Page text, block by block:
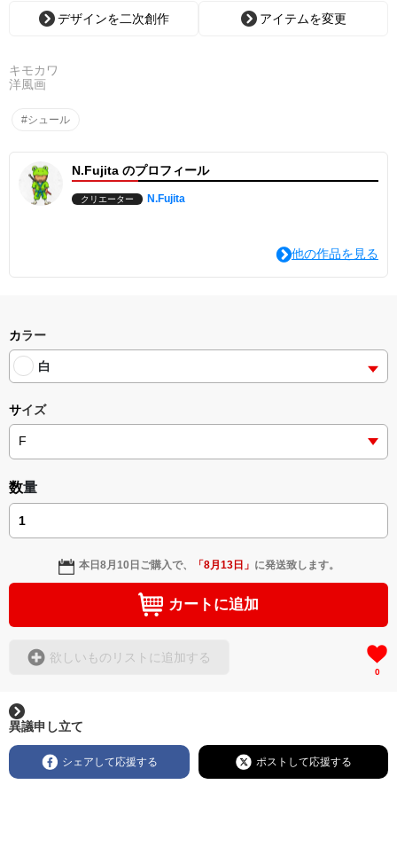
デザインを二次創作 アイテムを変更
キモカワ
洋風画
#シュール
N.Fujita のプロフィール
クリエーター N.Fujita
他の作品を見る
カラー
白
サイズ
数量
本日8月10日 ご購入で、 「8月13日 」 に発送致します。
カートに追加
欲しいものリストに追加する
0
異議申し立て
シェアして応援する ポストして応援する